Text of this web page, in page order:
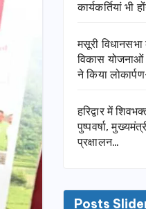
कार्यकर्तियां भी
मसूरी
विकास योजनाओं
ने किया
हरिद्वार में
पुष्पवर्षा,
प्रक्षालन…
Posts